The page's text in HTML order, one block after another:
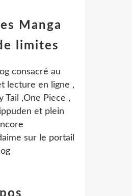
Manga
limites
consacré au
lecture en ligne ,
Tail ,One Piece ,
et plein
sur le portail